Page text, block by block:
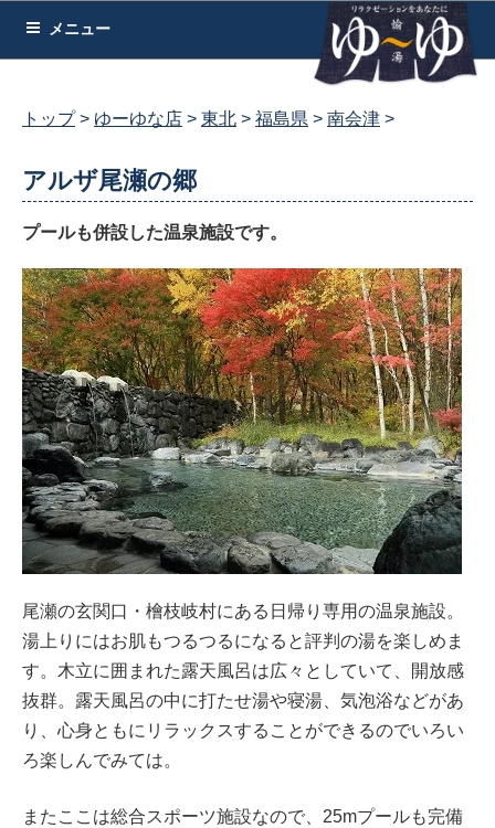
メニュー
トップ ゆーゆな店 東北 福島県 南会津
アルザ尾瀬の郷
プールも併設した温泉施設です。
尾瀬の玄関口・檜枝岐村にある日帰り専用の温泉施設。
湯上りにはお肌もつるつるになると評判の湯を楽しめま
す。木立に囲まれた露天風呂は広々としていて、開放感
抜群。露天風呂の中に打たせ湯や寝湯、気泡浴などがあ
り、心身ともにリラックスすることができるのでいろい
ろ楽しんでみては。
またここは総合スポーツ施設なので、25mプールも完備